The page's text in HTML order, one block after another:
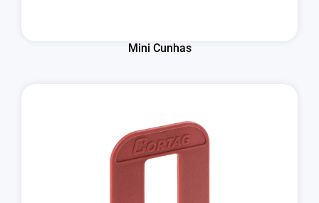
Mini Cunhas